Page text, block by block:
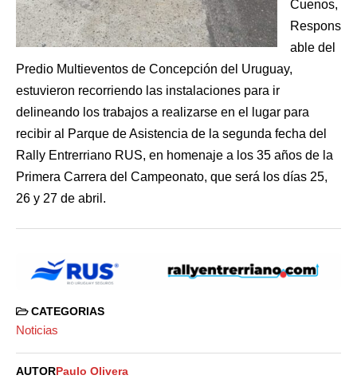
Cuenos,
Respons
able del
Predio Multieventos de Concepción del Uruguay,
estuvieron recorriendo las instalaciones para ir
delineando los trabajos a realizarse en el lugar para
recibir al Parque de Asistencia de la segunda fecha del
Rally Entrerriano RUS, en homenaje a los 35 años de la
Primera Carrera del Campeonato, que será los días 25,
26 y 27 de abril.
CATEGORIAS
Noticias
AUTOR Paulo Olivera